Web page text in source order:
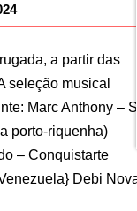
a partir das
seleção musical
Marc Anthony –
porto-riquenha)
– Conquistarte
Debi